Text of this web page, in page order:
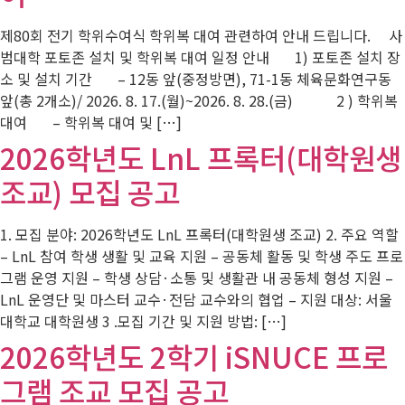
제80회 전기 학위수여식 학위복 대여 관련하여 안내 드립니다. 사
범대학 포토존 설치 및 학위복 대여 일정 안내 1) 포토존 설치 장
소 및 설치 기간 – 12동 앞(중정방면), 71-1동 체육문화연구동
앞(총 2개소)/ 2026. 8. 17.(월)~2026. 8. 28.(금) 2 ) 학위복
대여 – 학위복 대여 및 […]
2026학년도 LnL 프록터(대학원생
조교) 모집 공고
1. 모집 분야: 2026학년도 LnL 프록터(대학원생 조교) 2. 주요 역할
– LnL 참여 학생 생활 및 교육 지원 – 공동체 활동 및 학생 주도 프로
그램 운영 지원 – 학생 상담·소통 및 생활관 내 공동체 형성 지원 –
LnL 운영단 및 마스터 교수·전담 교수와의 협업 – 지원 대상: 서울
대학교 대학원생 3 .모집 기간 및 지원 방법: […]
2026학년도 2학기 iSNUCE 프로
그램 조교 모집 공고